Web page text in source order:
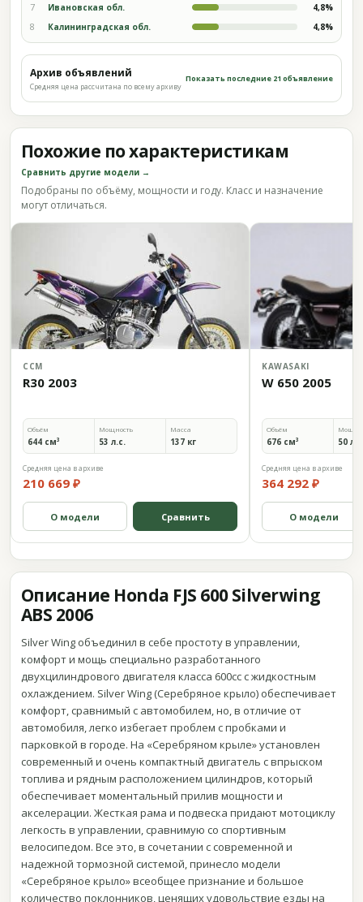
7 Ивановская обл. 4,8%
8 Калининградская обл. 4,8%
Архив объявлений
Средняя цена рассчитана по всему архиву
Показать последние 21 объявление
Похожие по характеристикам
Сравнить другие модели →
Подобраны по объёму, мощности и году. Класс и назначение
могут отличаться.
CCM
R30 2003
Объём
644 см³
Мощность
53 л.с.
Масса
137 кг
Средняя цена в архиве
210 669 ₽
О модели Сравнить
KAWASAKI
W 650 2005
Объём
676 см³ 50
Средняя цена в архиве
364 292 ₽
О модели
Описание Honda FJS 600 Silverwing
ABS 2006
Silver Wing объединил в себе простоту в управлении,
комфорт и мощь специально разработанного
двухцилиндрового двигателя класса 600cc с жидкостным
охлаждением. Silver Wing (Серебряное крыло) обеспечивает
комфорт, сравнимый с автомобилем, но, в отличие от
автомобиля, легко избегает проблем с пробками и
парковкой в городе. На «Серебряном крыле» установлен
современный и очень компактный двигатель с впрыском
топлива и рядным расположением цилиндров, который
обеспечивает моментальный прилив мощности и
акселерации. Жесткая рама и подвеска придают мотоциклу
легкость в управлении, сравнимую со спортивным
велосипедом. Все это, в сочетании с современной и
надежной тормозной системой, принесло модели
«Серебряное крыло» всеобщее признание и большое
количество поклонников, ценящих удовольствие езды на